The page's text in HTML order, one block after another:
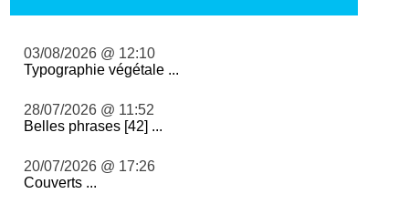
03/08/2026 @ 12:10
Typographie végétale ...
28/07/2026 @ 11:52
Belles phrases [42] ...
20/07/2026 @ 17:26
Couverts ...